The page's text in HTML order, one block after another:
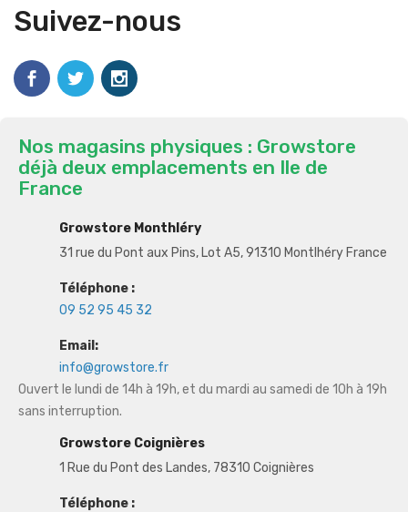
Suivez-nous
Nos magasins physiques : Growstore
déjà deux emplacements en Ile de
France
Growstore Monthléry
31 rue du Pont aux Pins, Lot A5, 91310 Montlhéry France
Téléphone :
09 52 95 45 32
Email:
info@growstore.fr
Ouvert le lundi de 14h à 19h, et du mardi au samedi de 10h à 19h
sans interruption.
Growstore Coignières
1 Rue du Pont des Landes, 78310 Coignières
Téléphone :